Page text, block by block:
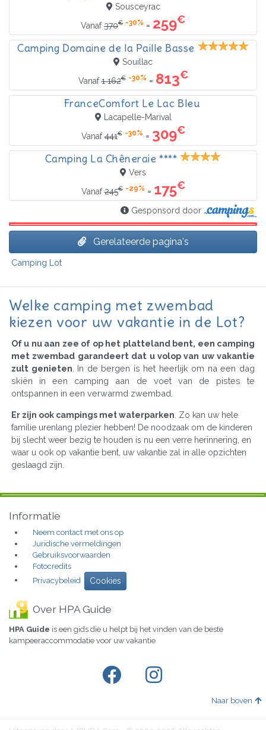
Sousceyrac
Vanaf370€ -30% = 259€
Camping Domaine de la Paille Basse
Souillac
Vanaf1 162€ -30% = 813€
FranceComfort Le Lac Bleu
Lacapelle-Marival
Vanaf441€ -30% = 309€
Camping La Chêneraie ****
Vers
Vanaf245€ -29% = 175€
Gesponsord door
Gerelateerde pagina's
Camping Lot
Welke camping met zwembad
kiezen voor uw vakantie in de Lot?
Of u nu aan zee of op het platteland bent, een camping
met zwembad garandeert dat u volop van uw vakantie
zult genieten . In de bergen is het heerlijk om na een dag
skiën in een camping aan de voet van de pistes te
ontspannen in een verwarmd zwembad.
Er zijn ook campings met waterparken. Zo kan uw hele
familie urenlang plezier hebben! De noodzaak om de kinderen
bij slecht weer bezig te houden is nu een verre herinnering, en
waar u ook op vakantie bent, uw vakantie zal in alle opzichten
geslaagd zijn.
Informatie
Neem contact met ons op
Juridische vermeldingen
Gebruiksvoorwaarden
Fotocredits
Privacybeleid
Cookies
Over HPA Guide
HPA Guide is een gids die u helpt bij het vinden van de beste
kampeeraccommodatie voor uw vakantie
Naar boven